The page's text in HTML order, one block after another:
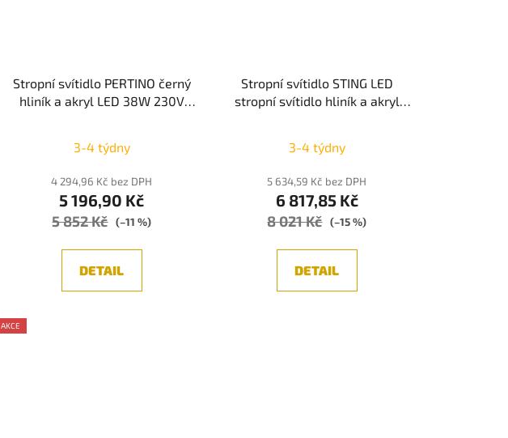
Stropní svítidlo PERTINO černý
hliník a akryl LED 38W 230V
3-4 týdny
4 294,96 Kč bez DPH
5 196,90 Kč
5 852 Kč (–11 %)
DETAIL
Stropní svítidlo STING LED
stropní svítidlo hliník a akryl
D60 H7.8 120st. IP20
3-4 týdny
5 634,59 Kč bez DPH
6 817,85 Kč
8 021 Kč (–15 %)
DETAIL
AKCE